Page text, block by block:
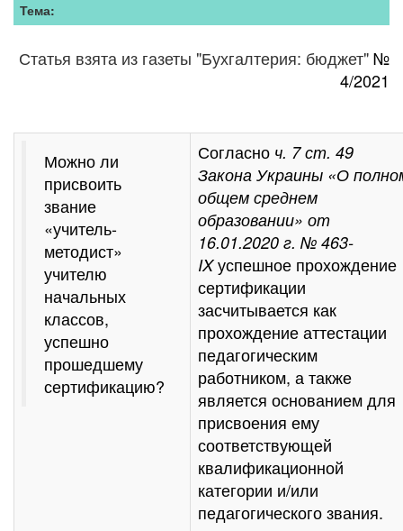
Тема:
Статья взята из газеты "Бухгалтерия: бюджет"№
4/2021
Можно ли
присвоить
звание
«учитель-
методист»
учителю
начальных
классов,
успешно
прошедшему
сертификацию?
Согласно ч. 7 ст. 49
Закона Украины «О
общем среднем
образовании» от
16.01.2020 г. № 463-
IXуспешное прохождение
сертификации
засчитывается как
прохождение аттестации
педагогическим
работником, а также
является основанием для
присвоения ему
соответствующей
квалификационной
категории и/или
педагогического звания.